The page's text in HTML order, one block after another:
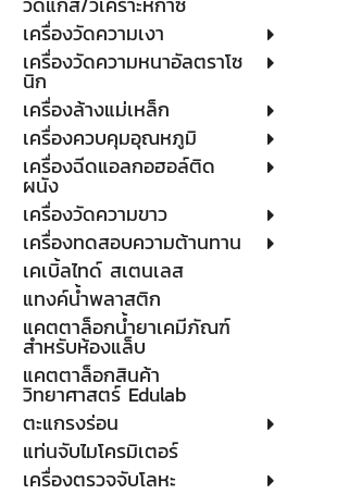
เครื่องวัดความเงา
เครื่องวัดความหนาอัลตราโซ
นิก
เครื่องล้างแม่เหล็ก
เครื่องควบคุมอุณหภูมิ
เครื่องฉีดแอลกอฮอล์ติด
ผนัง
เครื่องวัดความขาว
เครื่องทดสอบความต้านทาน
เคเบิ้ลไทด์ สเตนเลส
แทงค์น้ำพลาสติก
แคตตาล็อกน้ำยาเคมีภัณฑ์
สำหรับห้องแล็บ
แคตตาล็อกสินค้า
วิทยาศาสตร์ Edulab
ตะแกรงร่อน
แท่นจับไมโครมิเตอร์
เครื่องตรวจจับโลหะ